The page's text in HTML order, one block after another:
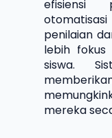
efisiensi
penilaian
lebih fokus
siswa.
mereka